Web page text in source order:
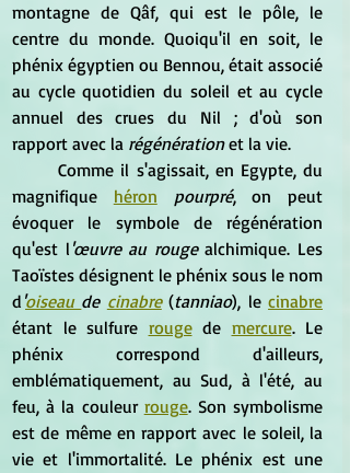
montagne de Qâf, qui est le pôle, le
centre du monde. Quoiqu'il en soit, le
phénix égyptien ou Bennou, était associé
au cycle quotidien du soleil et au cycle
annuel des crues du Nil ; d'où son
rapport avec la régénération et la vie.
	Comme il s'agissait, en Egypte, du
magnifique héron pourpré, on peut
évoquer le symbole de régénération
qu'est l 'œuvre au rouge alchimique. Les
Taoïstes désignent le phénix sous le nom
d oiseau de cinabre (tanniao), le cinabre
étant le sulfure rouge de mercure. Le
phénix correspond d'ailleurs,
emblématiquement, au Sud, à l'été, au
feu, à la couleur rouge. Son symbolisme
est de même en rapport avec le soleil, la
vie et l'immortalité. Le phénix est une